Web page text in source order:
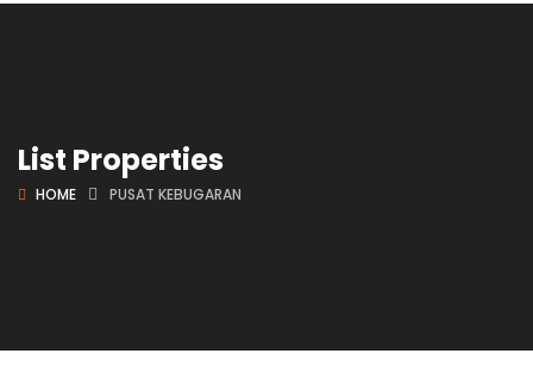
List Properties
HOME PUSAT KEBUGARAN